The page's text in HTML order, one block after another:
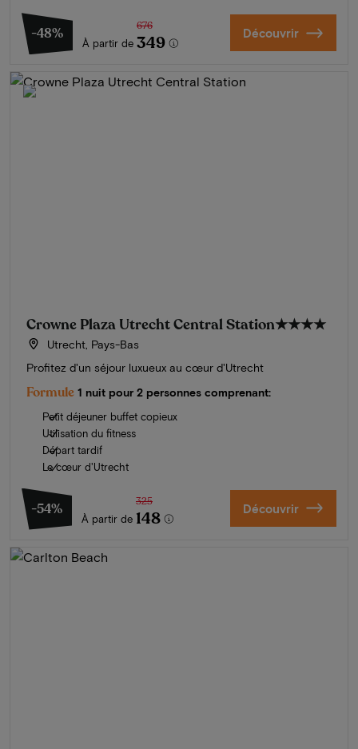
-48%
À partir de
676
349 Découvrir
Crowne Plaza Utrecht Central Station★★★★
Utrecht, Pays-Bas
Profitez d'un séjour luxueux au cœur d'Utrecht
Formule 1 nuit pour 2 personnes comprenant:
Petit déjeuner buffet copieux
Utilisation du fitness
Départ tardif
Le cœur d'Utrecht
-54%
À partir de
325
148 Découvrir